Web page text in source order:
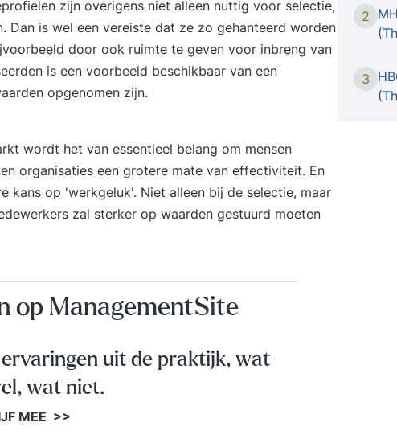
zijn overigens niet alleen nuttig voor selectie,
Dan is wel een vereiste dat ze zo gehanteerd worden
door ook ruimte te geven voor inbreng van
is een voorbeeld beschikbaar van een
opgenomen zijn.
wordt het van essentieel belang om mensen
organisaties een grotere mate van effectiviteit. En
kans op 'werkgeluk'. Niet alleen bij de selectie, maar
zal sterker op waarden gestuurd moeten
van
ze
2
3
op ManagementSite
uit de praktijk, wat
wat niet.
MEE >>